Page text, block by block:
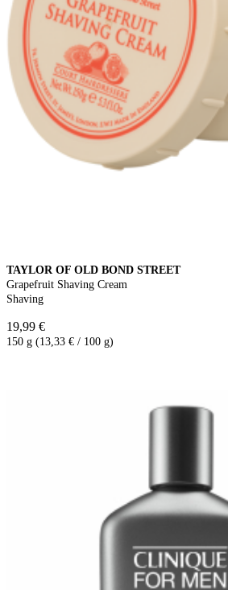
TAYLOR OF OLD BOND STREET
Grapefruit Shaving Cream
Shaving
19,99 €
150 g (13,33 € / 100 g)